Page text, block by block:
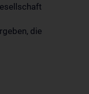
die